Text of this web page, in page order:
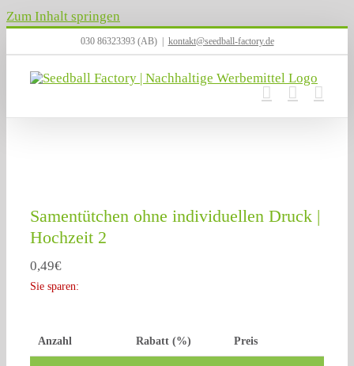
Zum Inhalt springen
030 86323393 (AB) kontakt@seedball-factory.de
Samentütchen ohne individuellen Druck |
Hochzeit 2
0,49€
Sie sparen:
Anzahl Rabatt (%) Preis